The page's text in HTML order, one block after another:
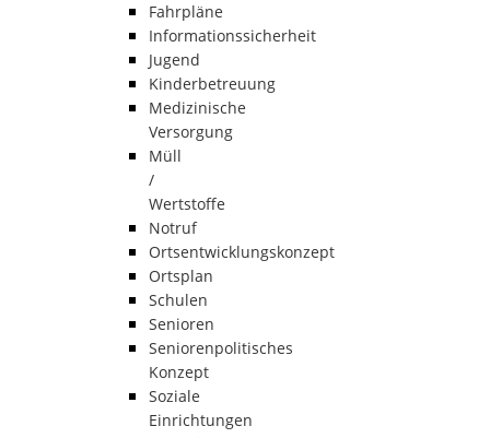
Fahrpläne
Informationssicherheit
Jugend
Kinderbetreuung
Medizinische
Versorgung
Müll
/
Wertstoffe
Notruf
Ortsentwicklungskonzept
Ortsplan
Schulen
Senioren
Seniorenpolitisches
Konzept
Soziale
Einrichtungen